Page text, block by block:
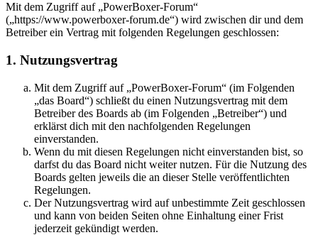
Mit dem Zugriff auf „PowerBoxer-Forum“
(„https://www.powerboxer-forum.de“) wird zwischen dir und dem
Betreiber ein Vertrag mit folgenden Regelungen geschlossen:
1. Nutzungsvertrag
Mit dem Zugriff auf „PowerBoxer-Forum“ (im Folgenden
„das Board“) schließt du einen Nutzungsvertrag mit dem
Betreiber des Boards ab (im Folgenden „Betreiber“) und
erklärst dich mit den nachfolgenden Regelungen
einverstanden.
Wenn du mit diesen Regelungen nicht einverstanden bist, so
darfst du das Board nicht weiter nutzen. Für die Nutzung des
Boards gelten jeweils die an dieser Stelle veröffentlichten
Regelungen.
Der Nutzungsvertrag wird auf unbestimmte Zeit geschlossen
und kann von beiden Seiten ohne Einhaltung einer Frist
jederzeit gekündigt werden.